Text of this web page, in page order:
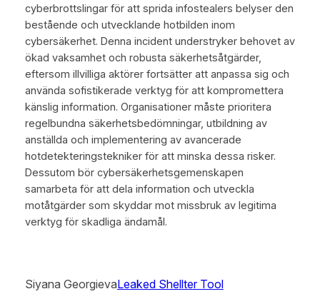
cyberbrottslingar för att sprida infostealers belyser den
bestående och utvecklande hotbilden inom
cybersäkerhet. Denna incident understryker behovet av
ökad vaksamhet och robusta säkerhetsåtgärder,
eftersom illvilliga aktörer fortsätter att anpassa sig och
använda sofistikerade verktyg för att kompromettera
känslig information. Organisationer måste prioritera
regelbundna säkerhetsbedömningar, utbildning av
anställda och implementering av avancerade
hotdetekteringstekniker för att minska dessa risker.
Dessutom bör cybersäkerhetsgemenskapen
samarbeta för att dela information och utveckla
motåtgärder som skyddar mot missbruk av legitima
verktyg för skadliga ändamål.
Siyana GeorgievaLeaked Shellter Tool